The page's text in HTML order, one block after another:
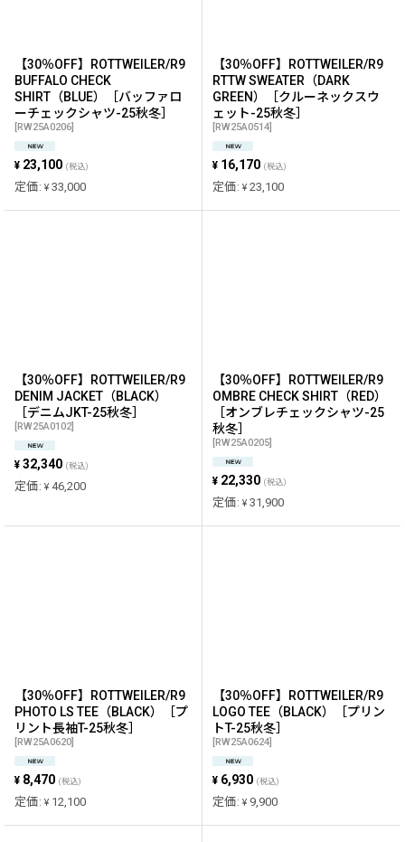
【30％OFF】ROTTWEILER/R9
BUFFALO CHECK
SHIRT（BLUE）［バッファロ
ーチェックシャツ-25秋冬］
[RW25A0206]
¥ 23,100 (税込)
定価: ¥ 33,000
【30％OFF】ROTTWEILER/R9
RTTW SWEATER（DARK
GREEN）［クルーネックスウ
ェット-25秋冬］
[RW25A0514]
¥ 16,170 (税込)
定価: ¥ 23,100
【30％OFF】ROTTWEILER/R9
DENIM JACKET（BLACK）
［デニムJKT-25秋冬］
[RW25A0102]
¥ 32,340 (税込)
定価: ¥ 46,200
【30％OFF】ROTTWEILER/R9
OMBRE CHECK SHIRT（RED）
［オンブレチェックシャツ-25
秋冬］
[RW25A0205]
¥ 22,330 (税込)
定価: ¥ 31,900
【30％OFF】ROTTWEILER/R9
PHOTO LS TEE（BLACK）［プ
リント長袖T-25秋冬］
[RW25A0620]
¥ 8,470 (税込)
定価: ¥ 12,100
【30％OFF】ROTTWEILER/R9
LOGO TEE（BLACK）［プリン
トT-25秋冬］
[RW25A0624]
¥ 6,930 (税込)
定価: ¥ 9,900